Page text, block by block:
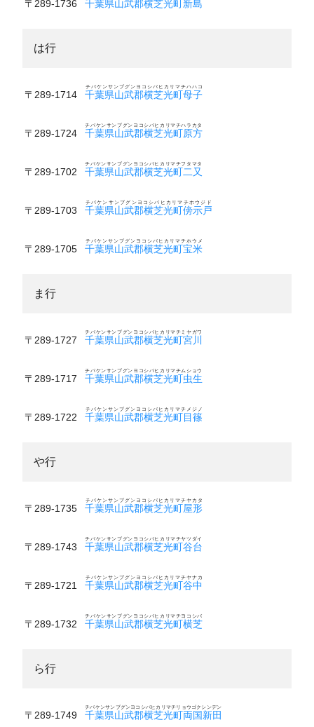
〒289-1736 千葉県山武郡横芝光町新島
は行
〒289-1714 千葉県山武郡横芝光町母子
チバケンサンブグンヨコシバヒカリマチハハコ
〒289-1724 千葉県山武郡横芝光町原方
チバケンサンブグンヨコシバヒカリマチハラカタ
〒289-1702 千葉県山武郡横芝光町二又
チバケンサンブグンヨコシバヒカリマチフタマタ
〒289-1703 千葉県山武郡横芝光町傍示戸
チバケンサンブグンヨコシバヒカリマチホウジド
〒289-1705 千葉県山武郡横芝光町宝米
チバケンサンブグンヨコシバヒカリマチホウメ
ま行
〒289-1727 千葉県山武郡横芝光町宮川
チバケンサンブグンヨコシバヒカリマチミヤガワ
〒289-1717 千葉県山武郡横芝光町虫生
チバケンサンブグンヨコシバヒカリマチムショウ
〒289-1722 千葉県山武郡横芝光町目篠
チバケンサンブグンヨコシバヒカリマチメジノ
や行
〒289-1735 千葉県山武郡横芝光町屋形
チバケンサンブグンヨコシバヒカリマチヤカタ
〒289-1743 千葉県山武郡横芝光町谷台
チバケンサンブグンヨコシバヒカリマチヤツダイ
〒289-1721 千葉県山武郡横芝光町谷中
チバケンサンブグンヨコシバヒカリマチヤナカ
〒289-1732 千葉県山武郡横芝光町横芝
チバケンサンブグンヨコシバヒカリマチヨコシバ
ら行
〒289-1749 千葉県山武郡横芝光町両国新田
チバケンサンブグンヨコシバヒカリマチリョウゴクシンデン